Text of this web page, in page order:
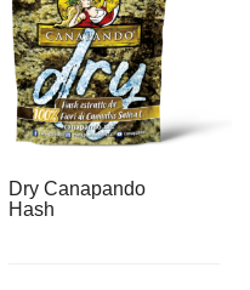
Dry Canapando
Hash